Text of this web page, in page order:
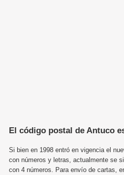
El código postal de Antuco
Si bien en 1998 entró en vigencia el
con números y letras, actualmente se
con 4 números. Para envío de cartas,